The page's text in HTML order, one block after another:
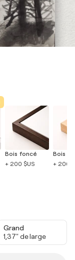
Bois foncé
+ 200 $US
Bois
+ 200
Grand
1,37" de large